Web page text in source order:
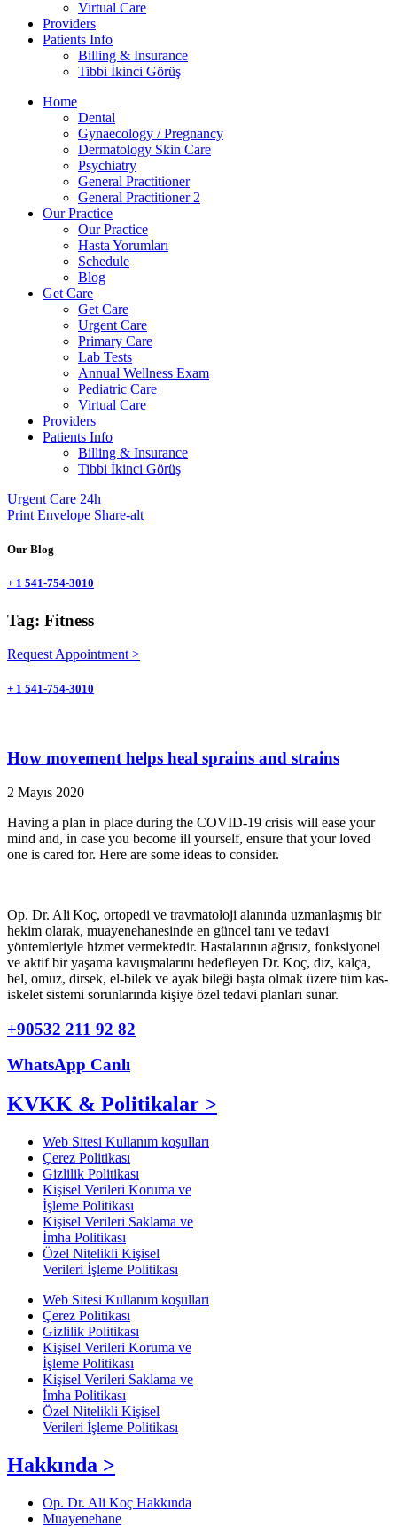
Virtual Care
Providers
Patients Info
Billing & Insurance
Tibbi İkinci Görüş
Home
Dental
Gynaecology / Pregnancy
Dermatology Skin Care
Psychiatry
General Practitioner
General Practitioner 2
Our Practice
Our Practice
Hasta Yorumları
Schedule
Blog
Get Care
Get Care
Urgent Care
Primary Care
Lab Tests
Annual Wellness Exam
Pediatric Care
Virtual Care
Providers
Patients Info
Billing & Insurance
Tibbi İkinci Görüş
Urgent Care 24h
Print Envelope Share-alt
Our Blog
+ 1 541-754-3010
Tag: Fitness
Request Appointment >
+ 1 541-754-3010
How movement helps heal sprains and strains
2 Mayıs 2020
Having a plan in place during the COVID-19 crisis will ease your
mind and, in case you become ill yourself, ensure that your loved
one is cared for. Here are some ideas to consider.
Op. Dr. Ali Koç, ortopedi ve travmatoloji alanında uzmanlaşmış bir
hekim olarak, muayenehanesinde en güncel tanı ve tedavi
yöntemleriyle hizmet vermektedir. Hastalarının ağrısız, fonksiyonel
ve aktif bir yaşama kavuşmalarını hedefleyen Dr. Koç, diz, kalça,
bel, omuz, dirsek, el-bilek ve ayak bileği başta olmak üzere tüm kas-
iskelet sistemi sorunlarında kişiye özel tedavi planları sunar.
+90532 211 92 82
WhatsApp Canlı
KVKK & Politikalar >
Web Sitesi Kullanım koşulları
Çerez Politikası
Gizlilik Politikası
Kişisel Verileri Koruma ve
İşleme Politikası
Kişisel Verileri Saklama ve
İmha Politikası
Özel Nitelikli Kişisel
Verileri İşleme Politikası
Web Sitesi Kullanım koşulları
Çerez Politikası
Gizlilik Politikası
Kişisel Verileri Koruma ve
İşleme Politikası
Kişisel Verileri Saklama ve
İmha Politikası
Özel Nitelikli Kişisel
Verileri İşleme Politikası
Hakkında >
Op. Dr. Ali Koç Hakkında
Muayenehane